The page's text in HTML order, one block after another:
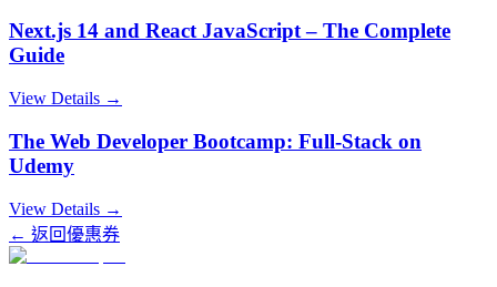
Next.js 14 and React JavaScript – The Complete
Guide
View Details →
The Web Developer Bootcamp: Full-Stack on
Udemy
View Details →
← 返回優惠券